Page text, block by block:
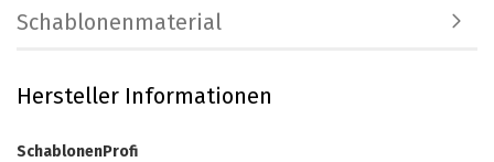
Schablonenmaterial
Hersteller Informationen
SchablonenProfi